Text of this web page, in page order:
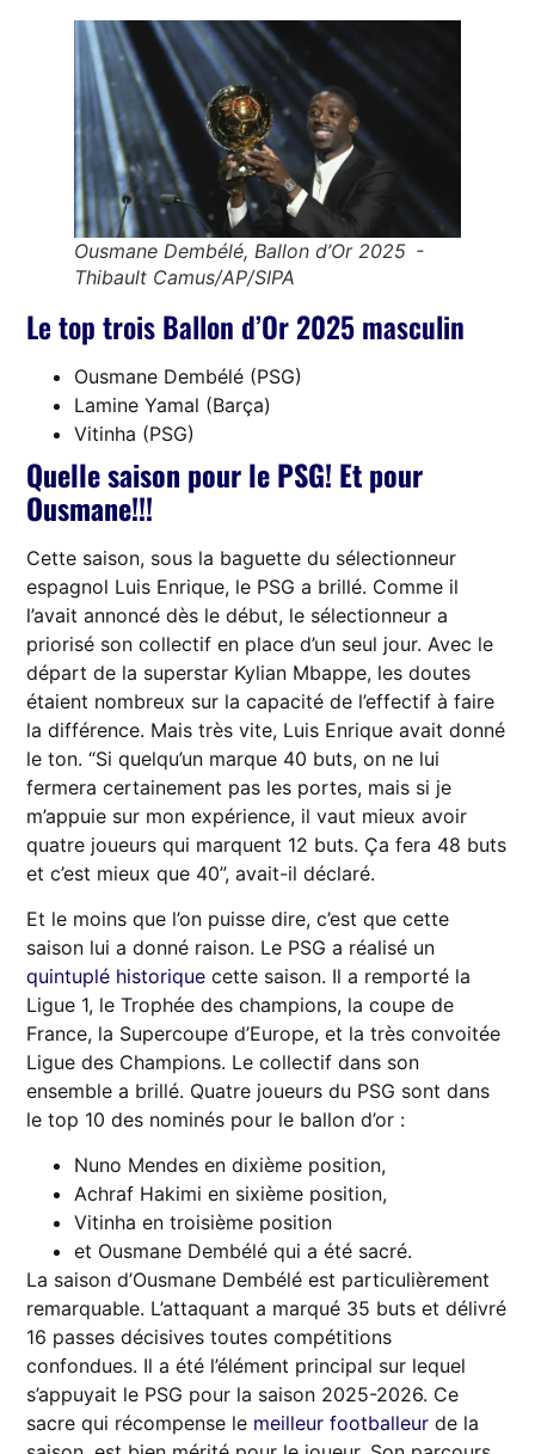
Ousmane Dembélé, Ballon d’Or 2025 -
Thibault Camus/AP/SIPA
Le top trois Ballon d’Or 2025 masculin
Ousmane Dembélé (PSG)
Lamine Yamal (Barça)
Vitinha (PSG)
Quelle saison pour le PSG! Et pour
Ousmane!!!
Cette saison, sous la baguette du sélectionneur
espagnol Luis Enrique, le PSG a brillé. Comme il
l’avait annoncé dès le début, le sélectionneur a
priorisé son collectif en place d’un seul jour. Avec le
départ de la superstar Kylian Mbappe, les doutes
étaient nombreux sur la capacité de l’effectif à faire
la différence. Mais très vite, Luis Enrique avait donné
le ton. “Si quelqu’un marque 40 buts, on ne lui
fermera certainement pas les portes, mais si je
m’appuie sur mon expérience, il vaut mieux avoir
quatre joueurs qui marquent 12 buts. Ça fera 48 buts
et c’est mieux que 40”, avait-il déclaré.
Et le moins que l’on puisse dire, c’est que cette
saison lui a donné raison. Le PSG a réalisé un
quintuplé historique cette saison. Il a remporté la
Ligue 1, le Trophée des champions, la coupe de
France, la Supercoupe d’Europe, et la très convoitée
Ligue des Champions. Le collectif dans son
ensemble a brillé. Quatre joueurs du PSG sont dans
le top 10 des nominés pour le ballon d’or :
Nuno Mendes en dixième position,
Achraf Hakimi en sixième position,
Vitinha en troisième position
et Ousmane Dembélé qui a été sacré.
La saison d’Ousmane Dembélé est particulièrement
remarquable. L’attaquant a marqué 35 buts et délivré
16 passes décisives toutes compétitions
confondues. Il a été l’élément principal sur lequel
s’appuyait le PSG pour la saison 2025-2026. Ce
sacre qui récompense le meilleur footballeur de la